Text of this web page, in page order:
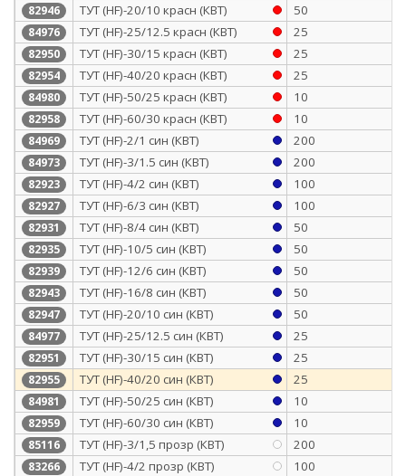
82946 ТУТ (HF)-20/10 красн (КВТ) 50
84976 ТУТ (HF)-25/12.5 красн (КВТ) 25
82950 ТУТ (HF)-30/15 красн (КВТ) 25
82954 ТУТ (HF)-40/20 красн (КВТ) 25
84980 ТУТ (HF)-50/25 красн (КВТ) 10
82958 ТУТ (HF)-60/30 красн (КВТ) 10
84969 ТУТ (HF)-2/1 син (КВТ) 200
84973 ТУТ (HF)-3/1.5 син (КВТ) 200
82923 ТУТ (HF)-4/2 син (КВТ) 100
82927 ТУТ (HF)-6/3 син (КВТ) 100
82931 ТУТ (HF)-8/4 син (КВТ) 50
82935 ТУТ (HF)-10/5 син (КВТ) 50
82939 ТУТ (HF)-12/6 син (КВТ) 50
82943 ТУТ (HF)-16/8 син (КВТ) 50
82947 ТУТ (HF)-20/10 син (КВТ) 50
84977 ТУТ (HF)-25/12.5 син (КВТ) 25
82951 ТУТ (HF)-30/15 син (КВТ) 25
82955 ТУТ (HF)-40/20 син (КВТ) 25
84981 ТУТ (HF)-50/25 син (КВТ) 10
82959 ТУТ (HF)-60/30 син (КВТ) 10
85116 ТУТ (HF)-3/1,5 прозр (КВТ) 200
83266 ТУТ (HF)-4/2 прозр (КВТ) 100